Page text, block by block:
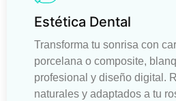
Estética Dental
Transforma tu sonrisa con
porcelana o composite,
profesional y diseño digital.
naturales y adaptados a tu